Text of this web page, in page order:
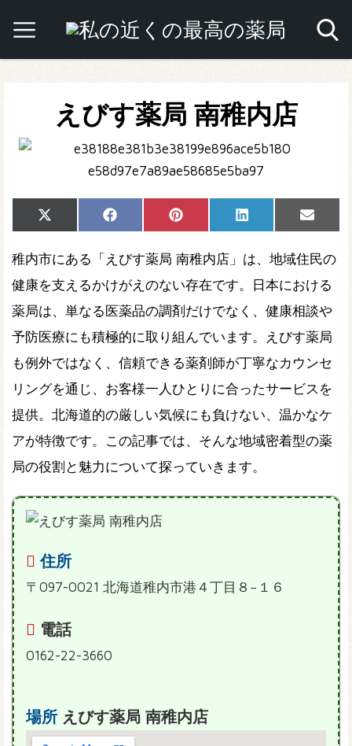
えびす薬局 南稚内店
Share
on
X
(Twitter)
Share
on
Facebook Share
on
Pinterest Share
on
LinkedIn
Share
on
Email
稚内市にある「えびす薬局 南稚内店」は、地域住民の
健康を支えるかけがえのない存在です。日本における
薬局は、単なる医薬品の調剤だけでなく、健康相談や
予防医療にも積極的に取り組んでいます。えびす薬局
も例外ではなく、信頼できる薬剤師が丁寧なカウンセ
リングを通じ、お客様一人ひとりに合ったサービスを
提供。北海道的の厳しい気候にも負けない、温かなケ
アが特徴です。この記事では、そんな地域密着型の薬
局の役割と魅力について探っていきます。
住所
〒097-0021 北海道稚内市港４丁目８−１６
電話
0162-22-3660
場所 えびす薬局 南稚内店